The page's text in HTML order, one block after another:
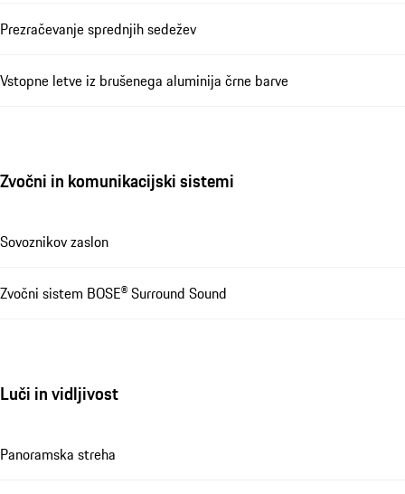
Prezračevanje sprednjih sedežev
Vstopne letve iz brušenega aluminija črne barve
Zvočni in komunikacijski sistemi
Sovoznikov zaslon
Zvočni sistem BOSE® Surround Sound
Luči in vidljivost
Panoramska streha